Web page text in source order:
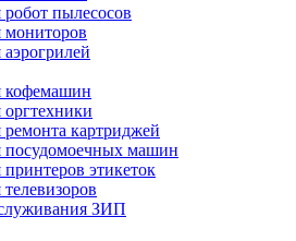
робот пылесосов
мониторов
аэрогрилей
кофемашин
оргтехники
ремонта картриджей
посудомоечных машин
принтеров этикеток
ЗИП